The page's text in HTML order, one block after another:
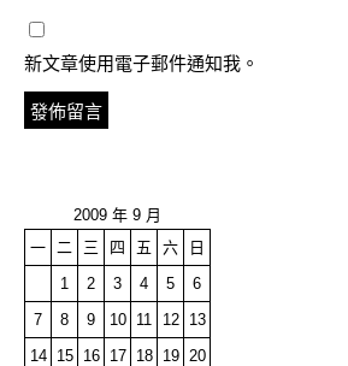
新文章使用電子郵件通知我。
2009 年 9 月
一 二 三 四 五 六
日
1
2 3 4 5
6
7
8 9 10 11 12
13
14
15 16 17 18 19 20